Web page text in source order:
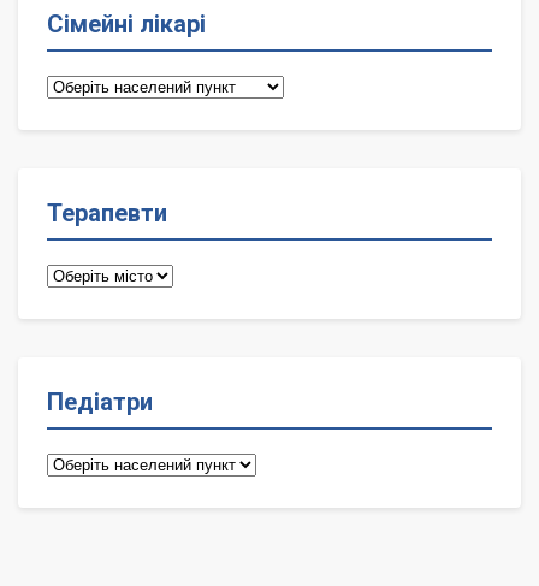
Сімейні лікарі
Сімейні
Терапевти
Терапевти
Педіатри
Педіатри